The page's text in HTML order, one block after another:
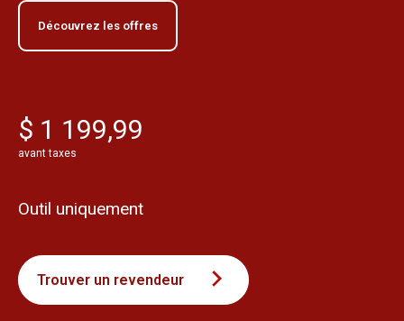
Découvrez les offres
$ 1 199,99
avant taxes
Outil uniquement
Trouver un revendeur